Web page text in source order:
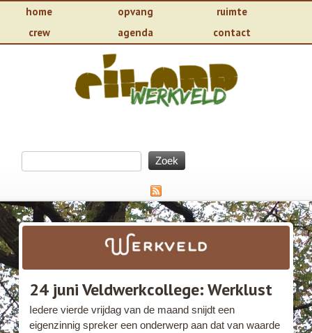
home opvang
ruimte
crew
agenda contact
24 juni Veldwerkcollege: Werklust
Iedere vierde vrijdag van de maand snijdt een
eigenzinnig spreker een onderwerp aan dat van waarde